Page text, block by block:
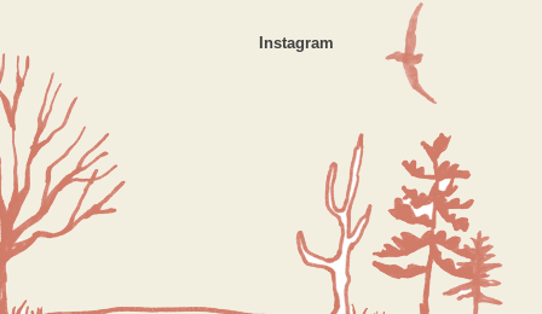
Instagram